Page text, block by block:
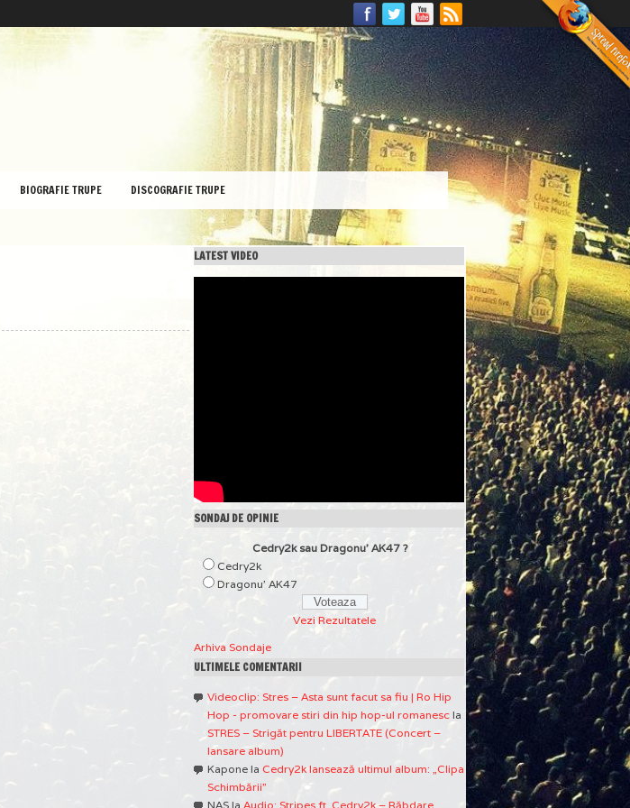
BIOGRAFIE TRUPE DISCOGRAFIE TRUPE
LATEST VIDEO
SONDAJ DE OPINIE
Cedry2k sau Dragonu' AK47 ?
Cedry2k
Dragonu' AK47
Vezi Rezultatele
Arhiva Sondaje
ULTIMELE COMENTARII
Videoclip: Stres – Asta sunt facut sa fiu | Ro Hip
Hop - promovare stiri din hip hop-ul romanesc la
STRES – Strigăt pentru LIBERTATE (Concert –
lansare album)
Kapone la Cedry2k lansează ultimul album: „Clipa
Schimbării”
NAS la Audio: Stripes ft. Cedry2k – Răbdare